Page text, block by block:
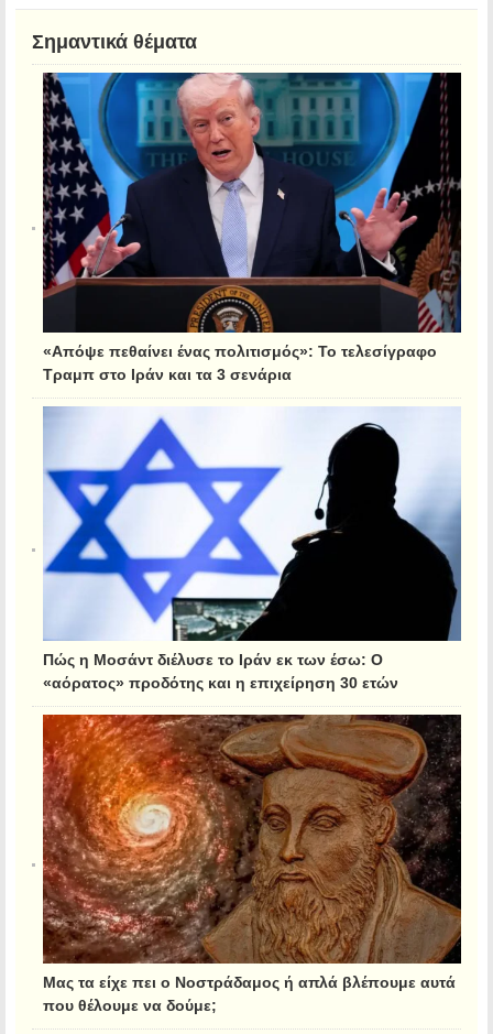
Σημαντικά θέματα
«Απόψε πεθαίνει ένας πολιτισμός»: Το τελεσίγραφο
Τραμπ στο Ιράν και τα 3 σενάρια
Πώς η Μοσάντ διέλυσε το Ιράν εκ των έσω: Ο
«αόρατος» προδότης και η επιχείρηση 30 ετών
Μας τα είχε πει ο Νοστράδαμος ή απλά βλέπουμε αυτά
που θέλουμε να δούμε;